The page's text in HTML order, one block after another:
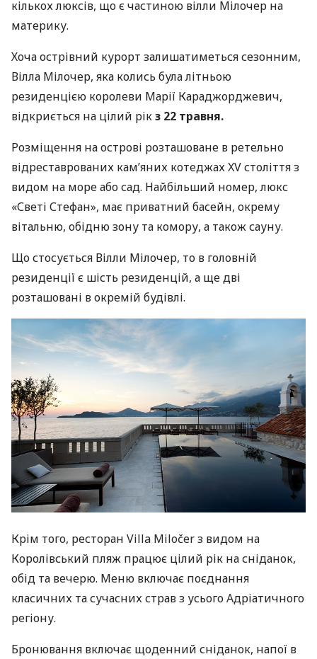
кількох люксів, що є частиною вілли Мілочер на
материку.
Хоча острівний курорт залишатиметься сезонним,
Вілла Мілочер, яка колись була літньою
резиденцією королеви Марії Караджорджевич,
відкриється на цілий рікз 22 травня.
Розміщення на острові розташоване в ретельно
відреставрованих кам’яних котеджах XV століття з
видом на море або сад. Найбільший номер, люкс
«Светі Стефан», має приватний басейн, окрему
вітальню, обідню зону та комору, а також сауну.
Що стосується Вілли Мілочер, то в головній
резиденції є шість резиденцій, а ще дві
розташовані в окремій будівлі.
Крім того, ресторан Villa Miločer з видом на
Королівський пляж працює цілий рік на сніданок,
обід та вечерю. Меню включає поєднання
класичних та сучасних страв з усього Адріатичного
регіону.
Бронювання включає щоденний сніданок, напої в